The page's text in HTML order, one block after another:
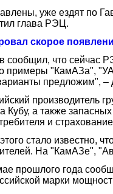
уже ездят по
глава РЭЦ.
скорое
сообщил, что сейчас
примеры "КамАЗа",
предложим", –
производитель
Кубу, а также
и
стало известно,
На "КамАЗе",
прошлого года
марки